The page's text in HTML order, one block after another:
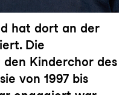
hat dort an der
Die
Kinderchor des
von 1997 bis